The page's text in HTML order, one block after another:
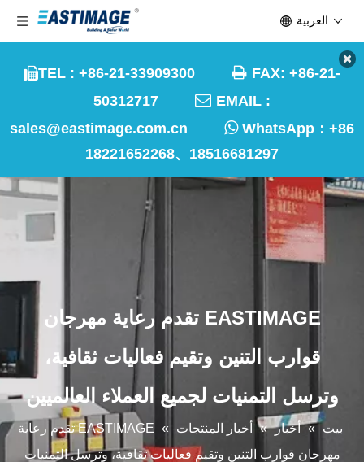
TEL : +86-21-33909300  FAX: +86-21-
50312717  EMAIL :
sales@eastimage.com.cn
WhatsApp： +86
18221652268、18516681297
العربية
EASTIMAGE تقدم رعاية مهرجان
قوارب التنين وتقيم فعاليات ثقافية،
وترسل التمنيات لجميع العملاء العالميين
بيت » أخبار » أخبار المنتجات »
EASTIMAGE تقدم رعاية
مهرجان قوارب التنين وتقيم فعاليات ثقافية، وترسل التمنيات